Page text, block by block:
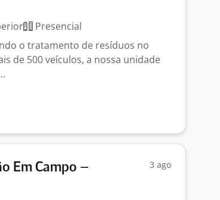
Presencial
o tratamento de resíduos no
de 500 veículos, a nossa unidade
Em Campo –
3 ago